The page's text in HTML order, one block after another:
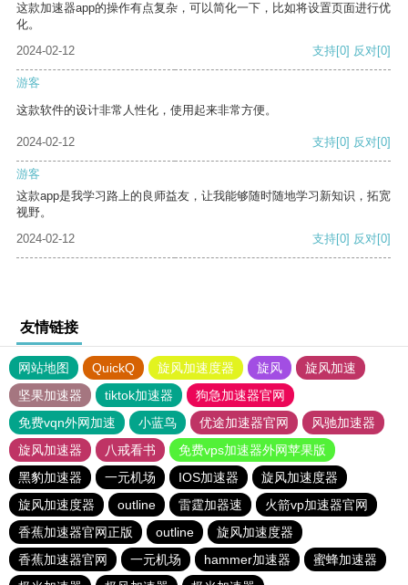
这款加速器app的操作有点复杂，可以简化一下，比如将设置页面进行优
化。
2024-02-12
支持[0] 反对[0]
游客
这款软件的设计非常人性化，使用起来非常方便。
2024-02-12 支持[0] 反对[0]
游客
这款app是我学习路上的良师益友，让我能够随时随地学习新知识，拓宽
视野。
2024-02-12
支持[0] 反对[0]
友情链接
网站地图 QuickQ 旋风加速度器 旋风
旋风加速
坚果加速器
tiktok加速器
狗急加速器官网
免费vqn外网加速
小蓝鸟 优途加速器官网
风驰加速器
旋风加速器
八戒看书
免费vps加速器外网苹果版
黑豹加速器
一元机场 IOS加速器
旋风加速度器
旋风加速度器
outline 雷霆加器速
火箭vp加速器官网
香蕉加速器官网正版
outline
旋风加速度器
香蕉加速器官网
一元机场 hammer加速器
蜜蜂加速器